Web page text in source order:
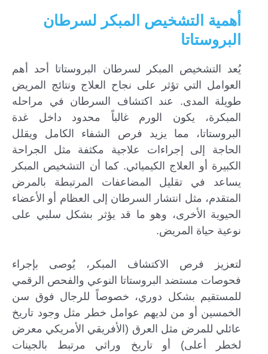
أهمية التشخيص المبكر لسرطان
البروستاتا
يُعد التشخيص المبكر لسرطان البروستاتا أحد أهم
العوامل التي تؤثر على نجاح العلاج ونتائج المريض
طويلة المدى. عند اكتشاف السرطان في مراحله
المبكرة، يكون الورم غالباً محدود داخل غدة
البروستاتا، مما يزيد فرص الشفاء الكامل ويقلل
الحاجة إلى إجراءات علاجية مكثفة مثل الجراحة
الكبيرة أو العلاج الكيميائي. كما أن التشخيص المبكر
يساعد في تقليل المضاعفات المرتبطة بالمرض
المتقدم، مثل انتشار السرطان إلى العظام أو الأعضاء
الحيوية الأخرى، وهو ما قد يؤثر بشكل سلبي على
نوعية حياة المريض.
لتعزيز فرص الاكتشاف المبكر، يُوصى بإجراء
فحوصات مستضد البروستاتا النوعي والفحص الرقمي
للمستقيم بشكل دوري، خصوصاً للرجال فوق سن
الخمسين أو من لديهم عوامل خطر مثل وجود تاريخ
عائلي للمرض مثل العرق (الأفريقي الأمريكي معرض
لخطر أعلى) أو تاريخ وراثي مرتبط بالجينات